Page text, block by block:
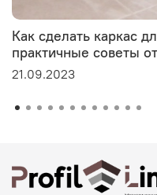
Как сделать каркас
практичные советы
21.09.2023